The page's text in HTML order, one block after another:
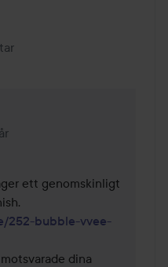
Creator.lades 1 år
ett genomskinligt
252-bubble-vvee-
dina